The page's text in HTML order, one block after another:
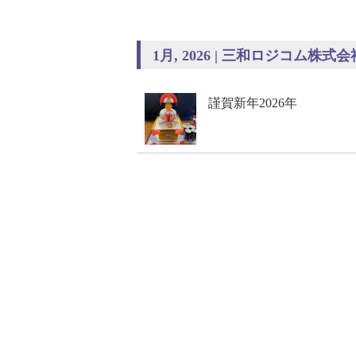
1月, 2026 | 三和ロジコム株式会
謹賀新年2026年